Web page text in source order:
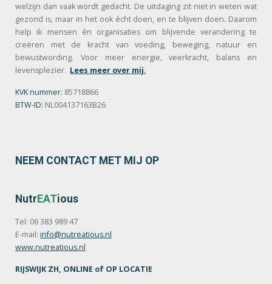
welzijn dan vaak wordt gedacht. De uitdaging zit niet in weten wat
gezond is, maar in het ook écht doen, en te blijven doen. Daarom
help ik mensen én organisaties om blijvende verandering te
creëren met de kracht van voeding, beweging, natuur en
bewustwording. Voor meer energie, veerkracht, balans en
levensplezier. Lees meer over mij.
KVK nummer: 85718866
BTW-ID: NL004137163B26
NEEM CONTACT MET MIJ OP
NutrEATious
Tel: 06 383 989 47
E-mail: info@nutreatious.nl
www.nutreatious.nl
RIJSWIJK ZH, ONLINE of OP LOCATIE